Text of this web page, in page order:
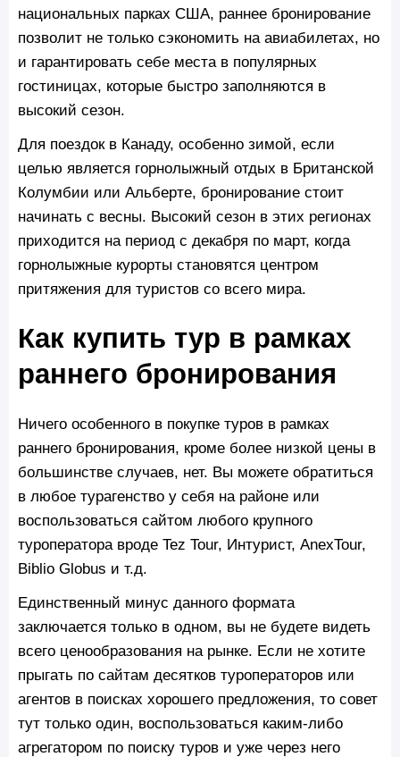
национальных парках США, раннее бронирование
позволит не только сэкономить на авиабилетах, но
и гарантировать себе места в популярных
гостиницах, которые быстро заполняются в
высокий сезон.
Для поездок в Канаду, особенно зимой, если
целью является горнолыжный отдых в Британской
Колумбии или Альберте, бронирование стоит
начинать с весны. Высокий сезон в этих регионах
приходится на период с декабря по март, когда
горнолыжные курорты становятся центром
притяжения для туристов со всего мира.
Как купить тур в рамках
раннего бронирования
Ничего особенного в покупке туров в рамках
раннего бронирования, кроме более низкой цены в
большинстве случаев, нет. Вы можете обратиться
в любое турагенство у себя на районе или
воспользоваться сайтом любого крупного
туроператора вроде Tez Tour, Интурист, AnexTour,
Biblio Globus и т.д.
Единственный минус данного формата
заключается только в одном, вы не будете видеть
всего ценообразования на рынке. Если не хотите
прыгать по сайтам десятков туроператоров или
агентов в поисках хорошего предложения, то совет
тут только один, воспользоваться каким-либо
агрегатором по поиску туров и уже через него